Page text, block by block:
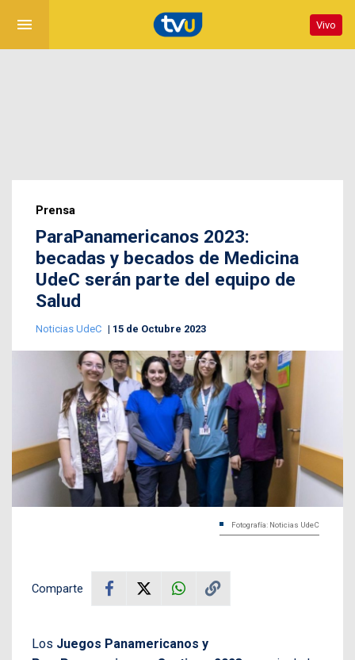
menu Vivo
Prensa
ParaPanamericanos 2023:
becadas y becados de Medicina
UdeC serán parte del equipo de
Salud
Noticias UdeC 15 de Octubre 2023
Fotografía: Noticias UdeC
Comparte
Los Juegos Panamericanos y